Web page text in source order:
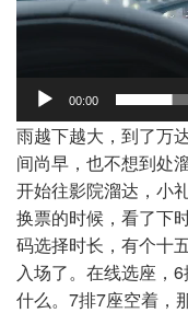
00:00
雨越下越大，到了万
间尚早，也不想到处
开始往影院溜达，小
换票的时候，看了下
码选择时长，有个十
入场了。在线选座，
什么。7排7座空着，